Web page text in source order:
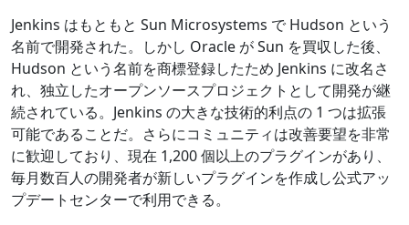
Jenkins はもともと Sun Microsystems で Hudson という
名前で開発された。しかし Oracle が Sun を買収した後、
Hudson という名前を商標登録したため Jenkins に改名さ
れ、独立したオープンソースプロジェクトとして開発が継
続されている。Jenkins の大きな技術的利点の 1 つは拡張
可能であることだ。さらにコミュニティは改善要望を非常
に歓迎しており、現在 1,200 個以上のプラグインがあり、
毎月数百人の開発者が新しいプラグインを作成し公式アッ
プデートセンターで利用できる。